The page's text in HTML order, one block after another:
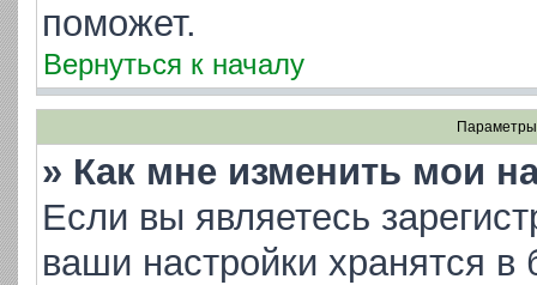
поможет.
Вернуться к началу
Параметры
» Как мне изменить мои
Если вы являетесь
ваши настройки хранятся